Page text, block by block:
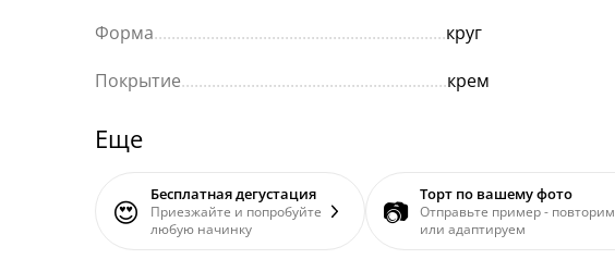
Форма...................................................................круг
Покрытие.............................................................крем
Еще
😍 Бесплатная дегустация
Приезжайте и попробуйте
любую начинку
📷 Торт по вашему фото
Отправьте пример - повторим
или адаптируем